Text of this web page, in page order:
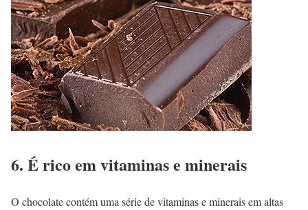
6. É rico em vitaminas e minerais
O chocolate contém uma série de vitaminas e minerais em altas